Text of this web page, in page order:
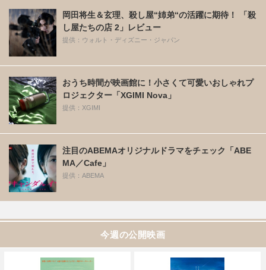
岡田将生＆玄理、殺し屋“姉弟“の活躍に期待！ 「殺
し屋たちの店 2」レビュー
提供：ウォルト・ディズニー・ジャパン
おうち時間が映画館に！小さくて可愛いおしゃれプ
ロジェクター「XGIMI Nova」
提供：XGIMI
注目のABEMAオリジナルドラマをチェック「ABE
MA／Cafe」
提供：ABEMA
今週の公開映画